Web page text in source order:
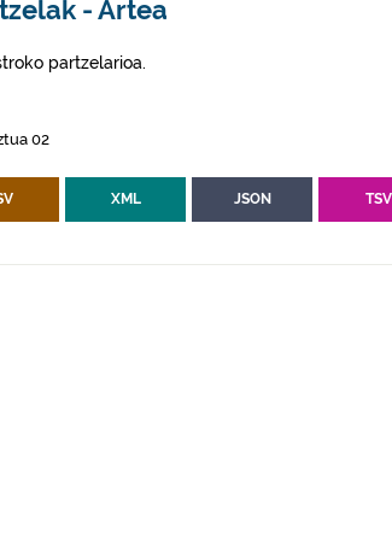
- Artea
partzelarioa.
02
XML JSON TSV